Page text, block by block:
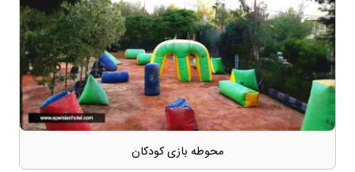
محوطه بازی کودکان